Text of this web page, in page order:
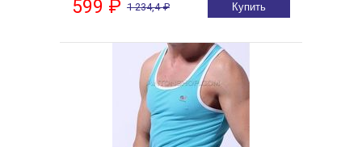
599 ₽ 1 234,4 ₽ Купить